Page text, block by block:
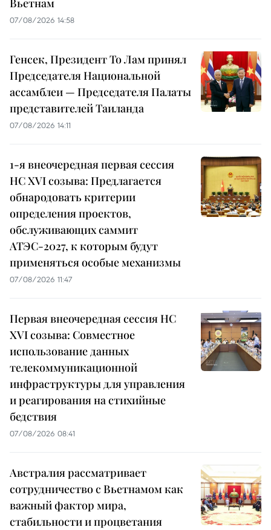
Вьетнам
07/08/2026 14:58
Генсек, Президент То Лам принял
Председателя Национальной
ассамблеи — Председателя Палаты
представителей Таиланда
07/08/2026 14:11
1-я внеочередная первая сессия
НС XVI созыва: Предлагается
обнародовать критерии
определения проектов,
обслуживающих саммит
АТЭС-2027, к которым будут
применяться особые механизмы
07/08/2026 11:47
Первая внеочередная сессия НС
XVI созыва: Совместное
использование данных
телекоммуникационной
инфраструктуры для управления
и реагирования на стихийные
бедствия
07/08/2026 08:41
Австралия рассматривает
сотрудничество с Вьетнамом как
важный фактор мира,
стабильности и процветания